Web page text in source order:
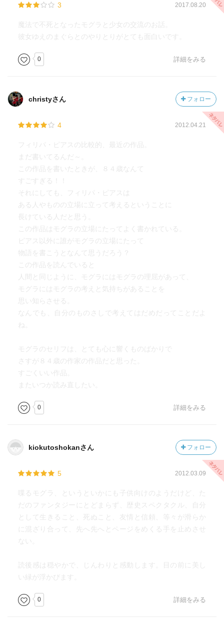
3 2017.08.20
魔法で不死となったモグラと少女の交流のお話。
彼女ゆえのまぐらとのやりとりがとても面白いです。
0 詳細をみる
christyさん フォロー
4 2012.04.21
フィリパ・ピアスの比較的、最近の作品。
まだ書いてるんだ～。
この作品を書いたときが、８４歳なんて
すごすぎる！！
それにしても、フィリパ・ピアスは
ある人やものの立場に立って考えるということに
長けている人だと思う。
この作品はモグラの立場にたってよく書かれている。
ピアス以外に誰がモグラの立場にたって
物語を書こうとなんて思うだろう？
この作品を読んでいると
人間と同じように、モグラにはモグラの理屈があって、
モグラにはモグラの考えと気持ちがあることを
思い知らさせる。
なんでも、自分のものさしで考えてはだめだってことだよ
ね。
モグラのセリフは、とても心に響くものばかりで
さすが８４歳の作家の作品だと思った。
すごくいい作品。
またいつか読み直したい。
0 詳細をみる
kiokutoshokanさん フォロー
5 2012.03.09
喋るモグラ、というといかにも子供向けのようだけど、た
だのファンタジーにとどまらず、歴史スペクタクル、自分
として生きること、死ぬこと、友情と信頼、等々が滑らか
に混ざり合って、先へ先へとページをめくる手を止めさせ
ない。
読後感は穏やかで、じんわりと感動します。目の前に美し
い緑が浮かびます。
0 詳細をみる